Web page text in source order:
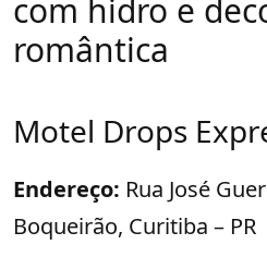
com hidro e
romântica
Motel Drops
Endereço: Rua José
Boqueirão, Curitiba – PR